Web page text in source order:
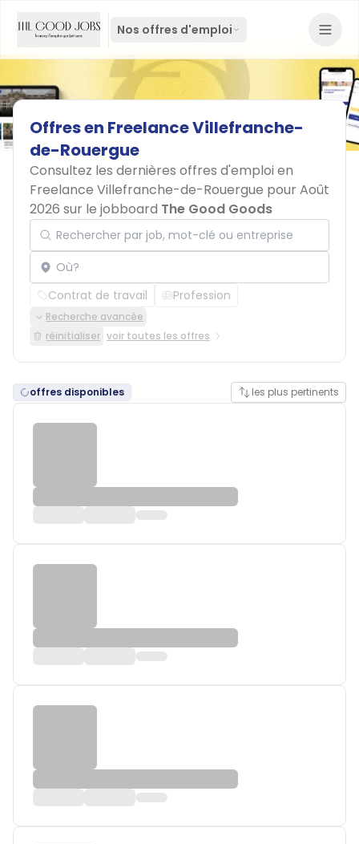
Nos offres d'emploi
Offresen FreelanceVillefranche-
de-Rouergue
Consultez les dernières offres d'emploi en
Freelance Villefranche-de-Rouergue pour Août
2026 sur le jobboard The Good Goods
Rechercher par job, mot-clé ou entreprise
Localisation
Contrat de travail Profession
Recherche avancée
réinitialiser voir toutes les offres
offres disponibles les plus pertinents